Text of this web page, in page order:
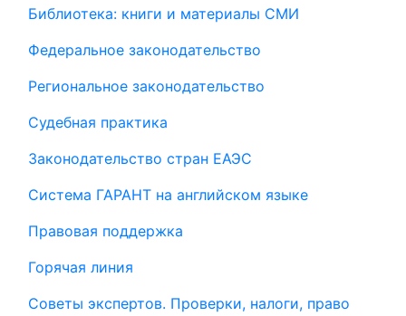
Библиотека: книги и материалы СМИ
Федеральное законодательство
Региональное законодательство
Судебная практика
Законодательство стран ЕАЭС
Система ГАРАНТ на английском языке
Правовая поддержка
Горячая линия
Советы экспертов. Проверки, налоги, право